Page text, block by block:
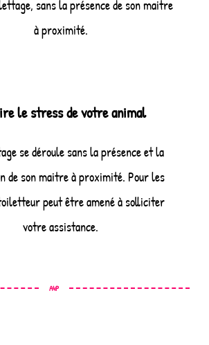
sans la présence de son maitre
à proximité.
le stress de votre animal
se déroule sans la présence et la
de son maitre à proximité. Pour les
peut être amené à solliciter
votre assistance.
A4P